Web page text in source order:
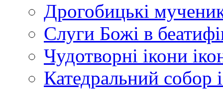
Дрогобицькі
Слуги Божі в
Чудотворні ікони
Катедральний собор